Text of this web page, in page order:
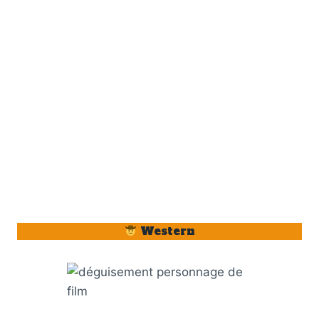
Western